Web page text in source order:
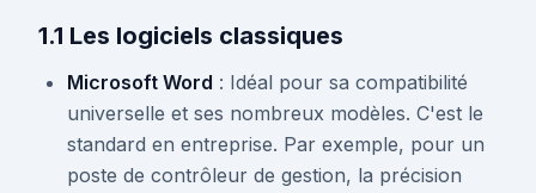
1.1 Les logiciels classiques
Microsoft Word : Idéal pour sa compatibilité
universelle et ses nombreux modèles. C'est le
standard en entreprise. Par exemple, pour un
poste de contrôleur de gestion, la précision